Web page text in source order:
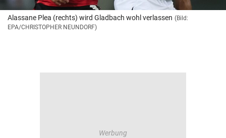
Alassane Plea (rechts) wird Gladbach wohl verlassen (Bild:
EPA/CHRISTOPHER NEUNDORF)